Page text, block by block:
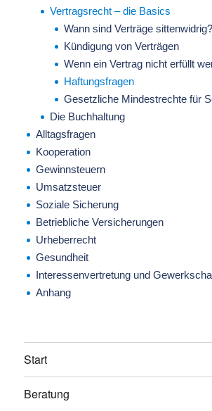
Vertragsrecht – die Basics
Wann sind Verträge sittenwidrig?
Kündigung von Verträgen
Wenn ein Vertrag nicht erfüllt
Haftungsfragen
Gesetzliche Mindestrechte für
Die Buchhaltung
Alltagsfragen
Kooperation
Gewinnsteuern
Umsatzsteuer
Soziale Sicherung
Betriebliche Versicherungen
Urheberrecht
Gesundheit
Interessenvertretung und
Anhang
Start
Beratung